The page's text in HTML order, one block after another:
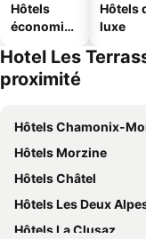
Hôtels
économiq
Hôtels
luxe
Hotel Les
proximité
Hôtels Chamonix-
Hôtels Morzine
Hôtels Châtel
Hôtels Les Deux
Hôtels La Clusaz